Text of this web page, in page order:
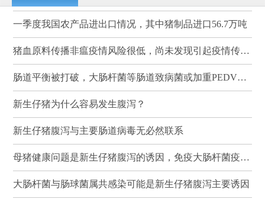
一季度我国农产品进出口情况，其中猪制品进口56.7万吨
猪血原料传播非瘟疫情风险很低，尚未发现引起疫情传播的案例
肠道平衡被打破，大肠杆菌等肠道致病菌或加重PEDV感染
新生仔猪为什么容易发生腹泻？
新生仔猪腹泻与主要肠道病毒无必然联系
母猪健康问题是新生仔猪腹泻的诱因，免疫大肠杆菌疫苗可有效降低其发病率和死亡率
大肠杆菌与肠球菌属共感染可能是新生仔猪腹泻主要诱因